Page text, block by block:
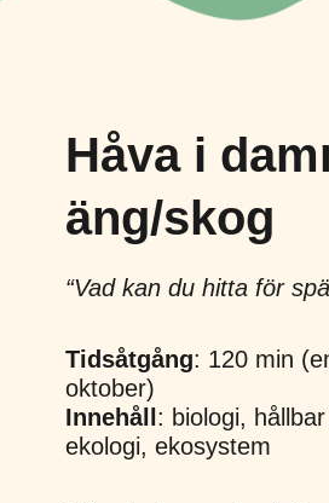
Håva i
äng/skog
“Vad kan du hitta för
Tidsåtgång: 120 min
oktober)
Innehåll : biologi,
ekologi, ekosystem